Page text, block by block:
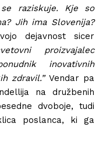
raziskuje. Kje so
Jih ima Slovenija?
dejavnost sicer
proizvajalec
inovativnih
zdravil.” Vendar pa
na družbenih
dvoboje, tudi
poslanca, ki ga